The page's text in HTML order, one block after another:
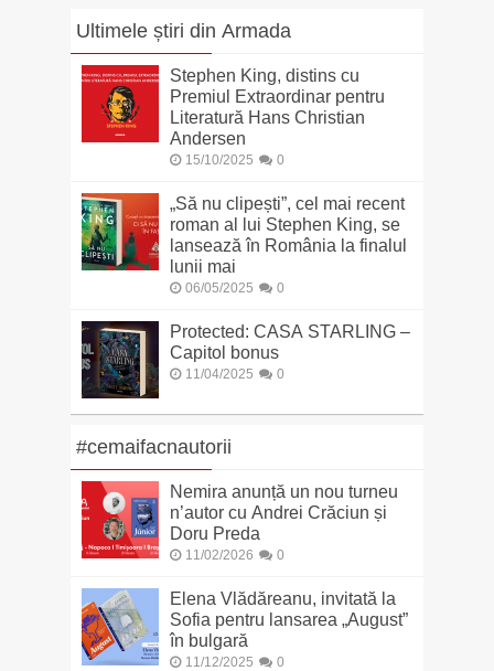
Ultimele știri din Armada
Stephen King, distins cu
Premiul Extraordinar pentru
Literatură Hans Christian
Andersen
15/10/2025 0
„Să nu clipești”, cel mai recent
roman al lui Stephen King, se
lansează în România la finalul
lunii mai
06/05/2025 0
Protected: CASA STARLING –
Capitol bonus
11/04/2025 0
#cemaifacnautorii
Nemira anunță un nou turneu
n’autor cu Andrei Crăciun și
Doru Preda
11/02/2026 0
Elena Vlădăreanu, invitată la
Sofia pentru lansarea „August”
în bulgară
11/12/2025 0